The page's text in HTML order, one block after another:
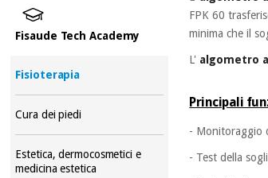
Fisaude Tech Academy
Fisioterapia
Cura dei piedi
Estetica, dermocosmetici e
medicina estetica
FPK 60
minima che il
L' algometro
Principali
- Monitoraggio
- Test della